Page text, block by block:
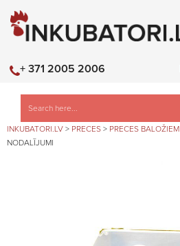
+ 371 2005 2006
INKUBATORI.LV > PRECES > PRECES BALOŽIEM
NODALĪJUMI